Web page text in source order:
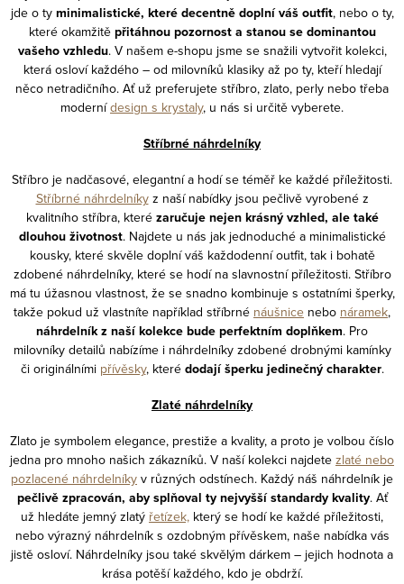
y
p
jde o ty minimalistické, které decentně doplní váš outfit, nebo o ty,
které okamžitě přitáhnou pozornost a stanou se dominantou
vašeho vzhledu. V našem e-shopu jsme se snažili vytvořit kolekci,
která osloví každého – od milovníků klasiky až po ty, kteří hledají
něco netradičního. Ať už preferujete stříbro, zlato, perly nebo třeba
modernídesign s krystaly, u nás si určitě vyberete.
Stříbrné náhrdelníky
Stříbro je nadčasové, elegantní a hodí se téměř ke každé příležitosti.
Stříbrné náhrdelníkyz naší nabídky jsou pečlivě vyrobené z
kvalitního stříbra, které zaručuje nejen krásný vzhled, ale také
dlouhou životnost. Najdete u nás jak jednoduché a minimalistické
kousky, které skvěle doplní váš každodenní outfit, tak i bohatě
zdobené náhrdelníky, které se hodí na slavnostní příležitosti. Stříbro
má tu úžasnou vlastnost, že se snadno kombinuje s ostatními šperky,
takže pokud už vlastníte například stříbrné náušnice nebo náramek,
náhrdelník z naší kolekce bude perfektním doplňkem. Pro
milovníky detailů nabízíme i náhrdelníky zdobené drobnými kamínky
či originálními přívěsky, které dodají šperku jedinečný charakter.
Zlaté náhrdelníky
Zlato je symbolem elegance, prestiže a kvality, a proto je volbou číslo
jedna pro mnoho našich zákazníků. V naší kolekci najdete zlaté nebo
pozlacené náhrdelníky v různých odstínech. Každý náš náhrdelník je
pečlivě zpracován, aby splňoval ty nejvyšší standardy kvality. Ať
už hledáte jemný zlatý řetízek, který se hodí ke každé příležitosti,
nebo výrazný náhrdelník s ozdobným přívěskem, naše nabídka vás
jistě osloví. Náhrdelníky jsou také skvělým dárkem – jejich hodnota a
krása potěší každého, kdo je obdrží.